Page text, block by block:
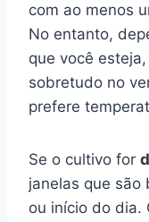
com ao menos
No entanto,
que você
sobretudo no
prefere
Se o cultivo for
janelas que são
ou início do dia.